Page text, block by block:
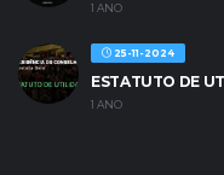
1 ANO
25-11-2024
ESTATUTO DE
1 ANO